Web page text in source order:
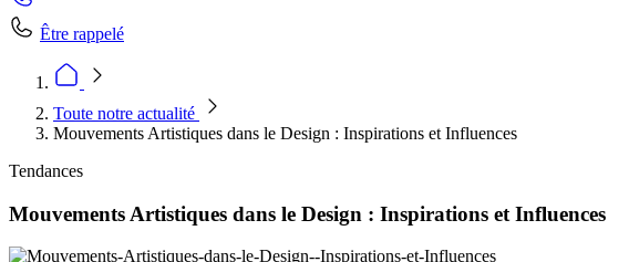
Être rappelé
Toute notre actualité
Mouvements Artistiques dans le Design : Inspirations et Influences
Tendances
Mouvements Artistiques dans le Design : Inspirations et Influences